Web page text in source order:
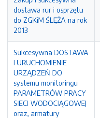
dostawa rur i osprzętu
do ZGKiM ŚLĘŻA na rok
2013
Sukcesywna DOSTAWA
I URUCHOMIENIE
URZĄDZEŃ DO
systemu monitoringu
PARAMETRÓW PRACY
SIECI WODOCIĄGOWEJ
oraz, armatury